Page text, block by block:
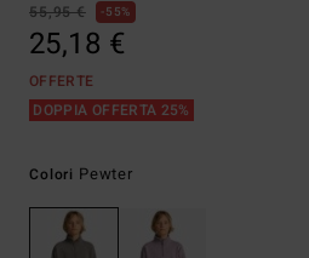
55,95 €
55%
25,18 €
OFFERTE
DOPPIA OFFERTA 25%
Colori Pewter